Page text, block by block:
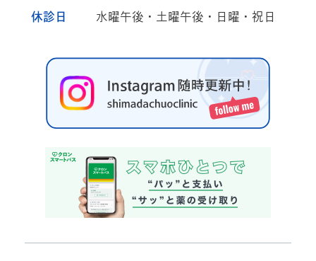
休診日
水曜午後・土曜午後・日曜・祝日